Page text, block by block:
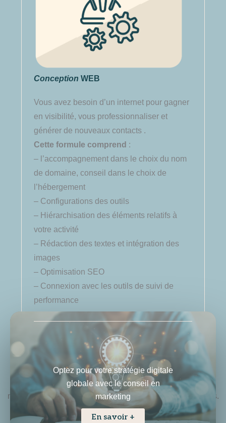
Conception WEB
Vous avez besoin d’un internet pour gagner
en visibilité, vous professionnaliser et
générer de nouveaux contacts .
Cette formule comprend :
– l’accompagnement dans le choix du nom
de domaine, conseil dans le choix de
l’hébergement
– Configurations des outils
– Hiérarchisation des éléments relatifs à
votre activité
– Rédaction des textes et intégration des
images
– Optimisation​ SEO
– Connexion avec les outils de suivi de
performance
* Ne sont pas inclus : les frais d’hébergement, le nom de
domaine, l’achat éventuel d’un thème, l’achat d’éventuels
modules (réservation, traduction etc…) et l’achat de photos.
Optez pour votre stratégie digitale
globale avec le conseil en
marketing
En savoir +